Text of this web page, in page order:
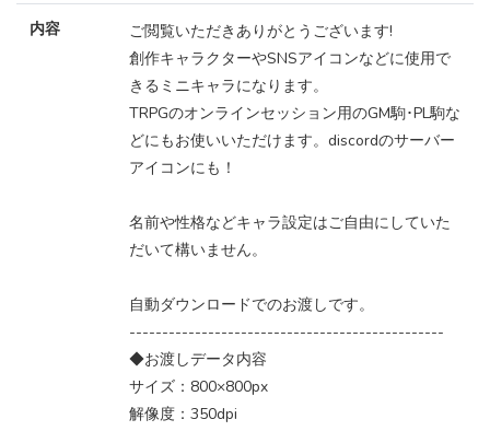
内容
ご閲覧いただきありがとうございます!
創作キャラクターやSNSアイコンなどに使用で
きるミニキャラになります。
TRPGのオンラインセッション用のGM駒･PL駒な
どにもお使いいただけます。discordのサーバー
アイコンにも！
名前や性格などキャラ設定はご自由にしていた
だいて構いません。
自動ダウンロードでのお渡しです。
------------------------------------------------
◆お渡しデータ内容
サイズ：800×800px
解像度：350dpi